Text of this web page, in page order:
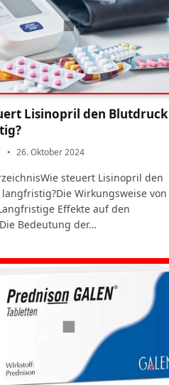
Lisinopril den Blutdruck
26. Oktober 2024
steuert Lisinopril den
Wirkungsweise von
Effekte auf den
Bedeutung der…